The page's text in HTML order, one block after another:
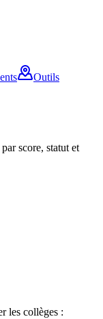
Outils
score, statut et
les collèges :